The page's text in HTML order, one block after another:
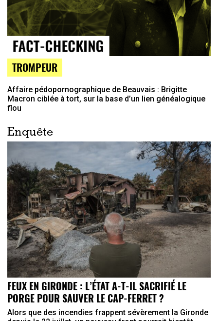
TROMPEUR
Affaire pédopornographique de Beauvais : Brigitte
Macron ciblée à tort, sur la base d’un lien généalogique
flou
Enquête
FEUX EN GIRONDE : L’ÉTAT A-T-IL SACRIFIÉ LE
PORGE POUR SAUVER LE CAP-FERRET ?
Alors que des incendies frappent sévèrement la Gironde